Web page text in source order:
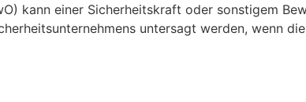
kann einer Sicherheitskraft oder sonstigem
untersagt werden, wenn